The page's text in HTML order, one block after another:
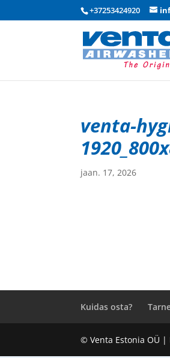
+37253424920
venta-
jaan. 17, 2026
Kuidas osta?
© Venta Estonia OÜ |